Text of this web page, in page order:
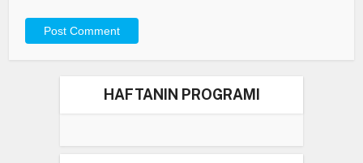
HAFTANIN PROGRAMI